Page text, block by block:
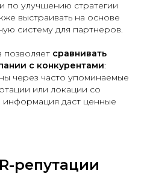
по улучшению стратегии
выстраивать на основе
систему для партнеров.
позволяет сравнивать
с конкурентами:
через часто упоминаемые
или локации со
информация даст ценные
репутации